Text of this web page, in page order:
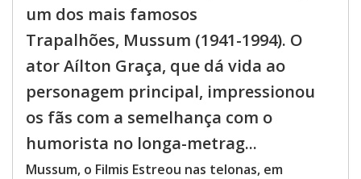
um dos mais famosos
Trapalhões, Mussum (1941-1994). O
ator Aílton Graça, que dá vida ao
personagem principal, impressionou
os fãs com a semelhança com o
humorista no longa-metrag...
Mussum, o Filmis Estreou nas telonas, em